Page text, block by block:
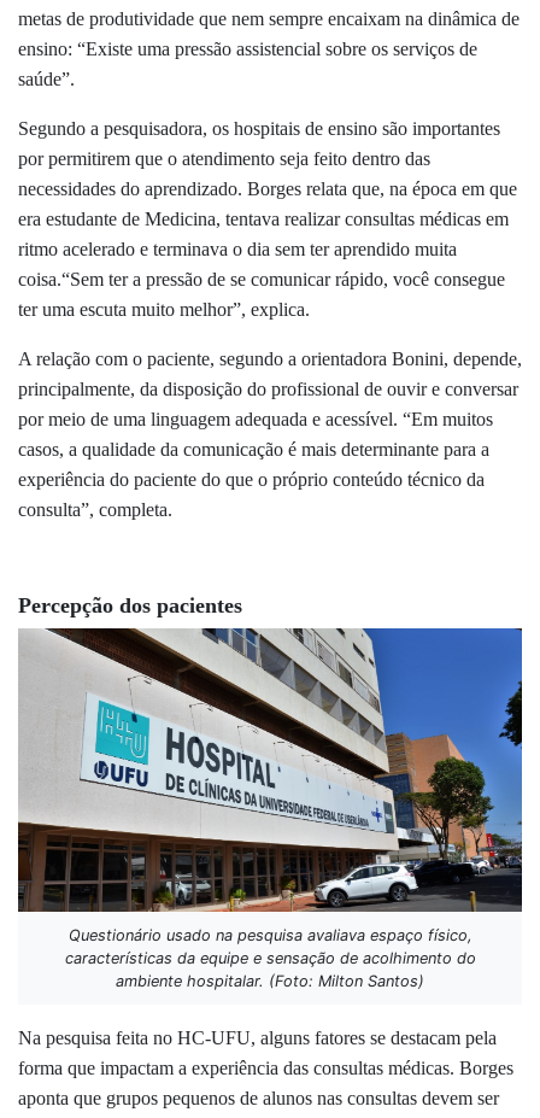
metas de produtividade que nem sempre encaixam na dinâmica de
ensino: “Existe uma pressão assistencial sobre os serviços de
saúde”.
Segundo a pesquisadora, os hospitais de ensino são importantes
por permitirem que o atendimento seja feito dentro das
necessidades do aprendizado. Borges relata que, na época em que
era estudante de Medicina, tentava realizar consultas médicas em
ritmo acelerado e terminava o dia sem ter aprendido muita
coisa.“Sem ter a pressão de se comunicar rápido, você consegue
ter uma escuta muito melhor”, explica.
A relação com o paciente, segundo a orientadora Bonini, depende,
principalmente, da disposição do profissional de ouvir e conversar
por meio de uma linguagem adequada e acessível. “Em muitos
casos, a qualidade da comunicação é mais determinante para a
experiência do paciente do que o próprio conteúdo técnico da
consulta”, completa.
Percepção dos pacientes
Questionário usado na pesquisa avaliava espaço físico,
características da equipe e sensação de acolhimento do
ambiente hospitalar. (Foto: Milton Santos)
Na pesquisa feita no HC-UFU, alguns fatores se destacam pela
forma que impactam a experiência das consultas médicas. Borges
aponta que grupos pequenos de alunos nas consultas devem ser